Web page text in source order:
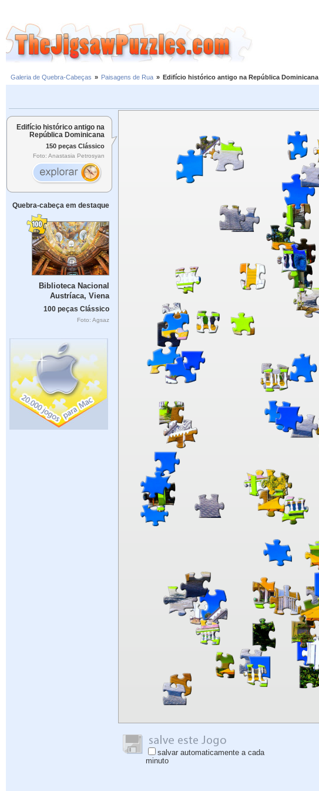
Galeria de Quebra-Cabeças » Paisagens de Rua » Edifício histórico antigo na República Dominicana
Edifício histórico antigo na
República Dominicana
150 peças Clássico
Foto: Anastasia Petrosyan
Quebra-cabeça em destaque
Biblioteca Nacional
Austríaca, Viena
100 peças Clássico
Foto: Agsaz
salvar automaticamente a cada
minuto